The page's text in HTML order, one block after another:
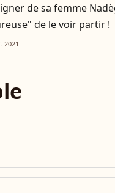
de sa femme
de le voir partir !
2021